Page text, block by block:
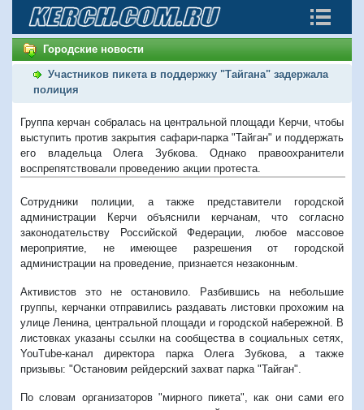
Городские новости
Участников пикета в поддержку "Тайгана" задержала
полиция
Группа керчан собралась на центральной площади Керчи, чтобы
выступить против закрытия сафари-парка "Тайган" и поддержать
его владельца Олега Зубкова. Однако правоохранители
воспрепятствовали проведению акции протеста.
Сотрудники полиции, а также представители городской
администрации Керчи объяснили керчанам, что согласно
законодательству Российской Федерации, любое массовое
мероприятие, не имеющее разрешения от городской
администрации на проведение, признается незаконным.
Активистов это не остановило. Разбившись на небольшие
группы, керчанки отправились раздавать листовки прохожим на
улице Ленина, центральной площади и городской набережной. В
листовках указаны ссылки на сообщества в социальных сетях,
YouTube-канал директора парка Олега Зубкова, а также
призывы: "Остановим рейдерский захват парка "Тайган".
По словам организаторов "мирного пикета", как они сами его